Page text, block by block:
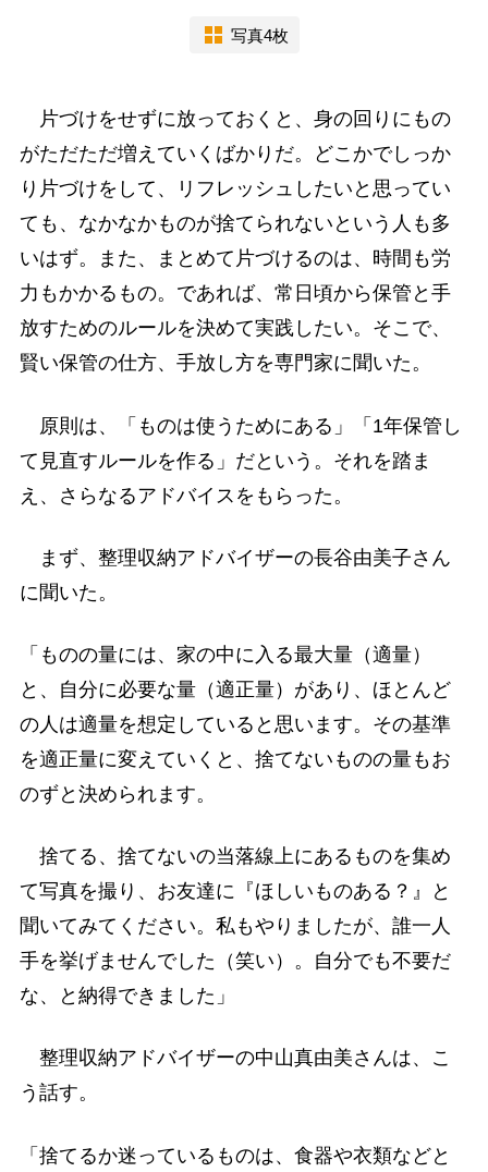
写真4枚
片づけをせずに放っておくと、身の回りにもの
がただただ増えていくばかりだ。どこかでしっか
り片づけをして、リフレッシュしたいと思ってい
ても、なかなかものが捨てられないという人も多
いはず。また、まとめて片づけるのは、時間も労
力もかかるもの。であれば、常日頃から保管と手
放すためのルールを決めて実践したい。そこで、
賢い保管の仕方、手放し方を専門家に聞いた。
原則は、「ものは使うためにある」「1年保管し
て見直すルールを作る」だという。それを踏ま
え、さらなるアドバイスをもらった。
まず、整理収納アドバイザーの長谷由美子さん
に聞いた。
「ものの量には、家の中に入る最大量（適量）
と、自分に必要な量（適正量）があり、ほとんど
の人は適量を想定していると思います。その基準
を適正量に変えていくと、捨てないものの量もお
のずと決められます。
捨てる、捨てないの当落線上にあるものを集め
て写真を撮り、お友達に『ほしいものある？』と
聞いてみてください。私もやりましたが、誰一人
手を挙げませんでした（笑い）。自分でも不要だ
な、と納得できました」
整理収納アドバイザーの中山真由美さんは、こ
う話す。
「捨てるか迷っているものは、食器や衣類などと